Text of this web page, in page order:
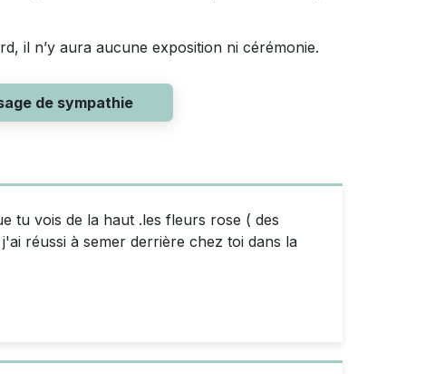
il n’y aura aucune exposition ni cérémonie.
de sympathie
tu vois de la haut .les fleurs rose ( des
réussi à semer derrière chez toi dans la